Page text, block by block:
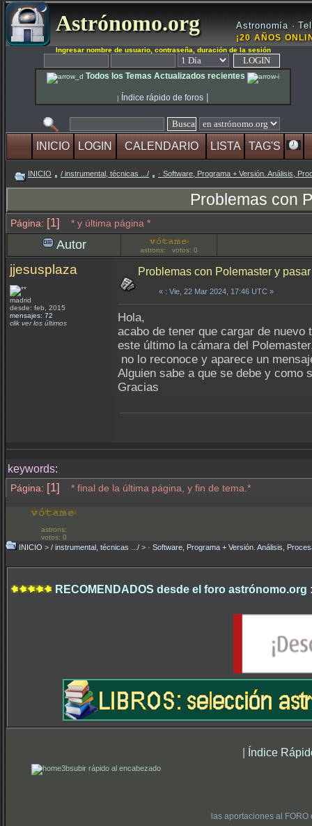
Astrónomo.org Astronomía ·
¡20 AÑOS
Ingresar nombre de usuario, contraseña, duración de la sesión
Todos los Temas Actualizados recientes
| Índice rápido de foros |
INICIO LOGIN CALENDARIO LISTA TAG'S
INICIO / instrumental, técnicas .../ · Software, Programa + Versión. Análisis,
Problemas con
Página: [1] * y última página *
Autor astrons: votos: 0
jjesusplaza
madrid
desde: feb, 2015
mensajes: 72
clik ver los últimos
Problemas con Polemaster y
« : Vie, 22 Mar 2024, 17:46 UTC »
Hola,
acabo de tener que cargar de
este último la cámara del
no lo reconoce y aparece un
Alguien sabe a que se debe y como
Gracias
keywords:
Página: [1] * final de la última página, y fin de tema.*
astrons:
votos: 0
INICIO > / instrumental, técnicas .../ > · Software, Programa + Versión. Análisis,
RECOMENDADOS desde el foro astrónomo.org
| Índice
subir rápido al encabezado
las aportaciones al